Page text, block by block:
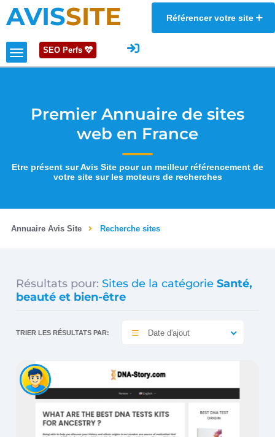
AVISSITE Référencer votre site
SEO Perfs
Premier Annuaire de sites
web en France
Etre présent sur Avis Site pour un meilleur référencement de
votre site sur les moteurs de recherches
Annuaire Avis Site Recherche sites
Résultats pour: Sites de la catégorie Santé,
beauté et bien-être
TRIER LES RÉSULTATS PAR: Date d'ajout